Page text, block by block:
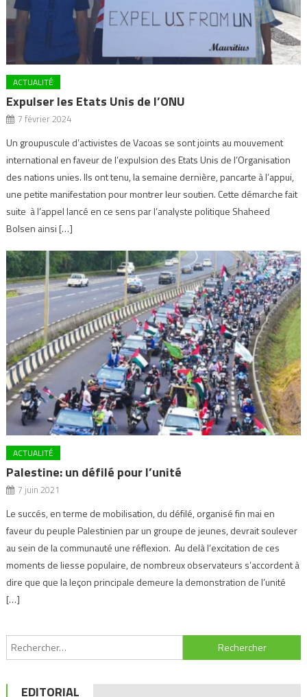
ACTUALITÉ
Expulser les Etats Unis de l’ONU
7 février 2024
Un groupuscule d’activistes de Vacoas se sont joints au mouvement
international en faveur de l’expulsion des Etats Unis de l’Organisation
des nations unies. Ils ont tenu, la semaine dernière, pancarte à l’appui,
une petite manifestation pour montrer leur soutien. Cette démarche fait
suite à l’appel lancé en ce sens par l’analyste politique Shaheed
Bolsen ainsi […]
ACTUALITÉ
Palestine: un défilé pour l’unité
7 juin 2021
Le succés, en terme de mobilisation, du défilé, organisé fin mai en
faveur du peuple Palestinien par un groupe de jeunes, devrait soulever
au sein de la communauté une réflexion. Au delà l’excitation de ces
moments de liesse populaire, de nombreux observateurs s’accordent à
dire que que la leçon principale demeure la demonstration de l’unité
[…]
Navigation
de
l’article
Rechercher :
EDITORIAL